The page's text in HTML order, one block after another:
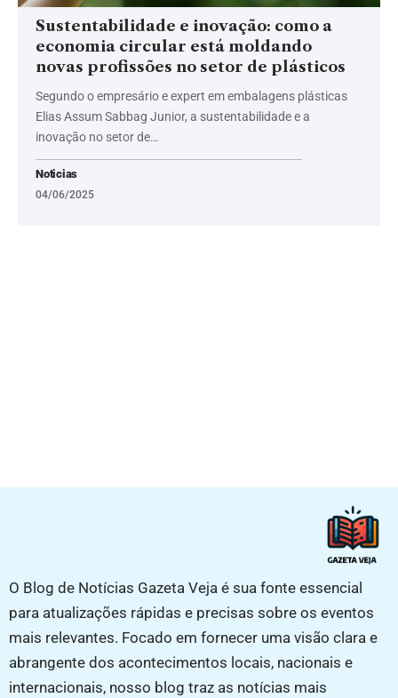
Sustentabilidade e inovação: como a
economia circular está moldando
novas profissões no setor de plásticos
Segundo o empresário e expert em embalagens plásticas
Elias Assum Sabbag Junior, a sustentabilidade e a
inovação no setor de…
Noticias
04/06/2025
O Blog de Notícias Gazeta Veja é sua fonte essencial
para atualizações rápidas e precisas sobre os eventos
mais relevantes. Focado em fornecer uma visão clara e
abrangente dos acontecimentos locais, nacionais e
internacionais, nosso blog traz as notícias mais